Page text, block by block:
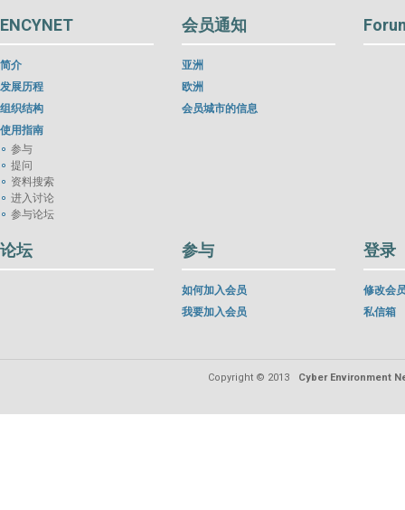
ENCYNET
简介
发展历程
组织结构
使用指南
参与
提问
资料搜索
进入讨论
参与论坛
会员通知
亚洲
欧洲
会员城市的信息
论坛 参与
如何加入会员
我要加入会员
登录
修改会
私信箱
Copyright © 2013 Cyber Environment